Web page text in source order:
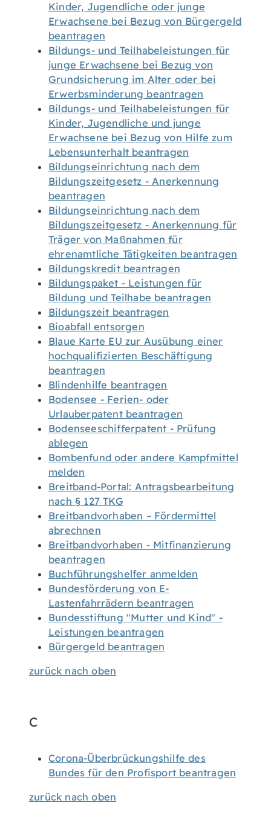
Kinder, Jugendliche oder junge
Erwachsene bei Bezug von Bürgergeld
beantragen
Bildungs- und Teilhabeleistungen für
junge Erwachsene bei Bezug von
Grundsicherung im Alter oder bei
Erwerbsminderung beantragen
Bildungs- und Teilhabeleistungen für
Kinder, Jugendliche und junge
Erwachsene bei Bezug von Hilfe zum
Lebensunterhalt beantragen
Bildungseinrichtung nach dem
Bildungszeitgesetz - Anerkennung
beantragen
Bildungseinrichtung nach dem
Bildungszeitgesetz - Anerkennung für
Träger von Maßnahmen für
ehrenamtliche Tätigkeiten beantragen
Bildungskredit beantragen
Bildungspaket - Leistungen für
Bildung und Teilhabe beantragen
Bildungszeit beantragen
Bioabfall entsorgen
Blaue Karte EU zur Ausübung einer
hochqualifizierten Beschäftigung
beantragen
Blindenhilfe beantragen
Bodensee - Ferien- oder
Urlauberpatent beantragen
Bodenseeschifferpatent - Prüfung
ablegen
Bombenfund oder andere Kampfmittel
melden
Breitband-Portal: Antragsbearbeitung
nach § 127 TKG
Breitbandvorhaben – Fördermittel
abrechnen
Breitbandvorhaben - Mitfinanzierung
beantragen
Buchführungshelfer anmelden
Bundesförderung von E-
Lastenfahrrädern beantragen
Bundesstiftung "Mutter und Kind" -
Leistungen beantragen
Bürgergeld beantragen
zurück nach oben
C
Corona-Überbrückungshilfe des
Bundes für den Profisport beantragen
zurück nach oben